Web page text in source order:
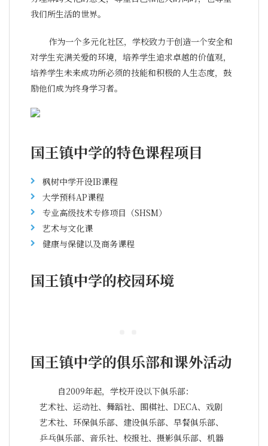
我们所生活的世界。
作为一个多元化社区，学校致力于创造一个安全和
对学生充满关爱的环境，培养学生追求卓越的价值观，
培养学生未来成功所必须的技能和积极的人生态度，鼓
励他们成为终身学习者。
国王镇中学的特色课程项目
枫树中学开设IB课程
大学预科AP课程
专业高级技术专修项目（SHSM）
艺术与文化课
健康与保健以及商务课程
国王镇中学的校园环境
国王镇中学的俱乐部和课外活动
自2009年起，学校开设以下俱乐部：
艺术社、运动社、舞蹈社、围棋社、DECA、戏剧
艺术社、环保俱乐部、建设俱乐部、早餐俱乐部、
乒乓俱乐部、音乐社、校报社、摄影俱乐部、机器